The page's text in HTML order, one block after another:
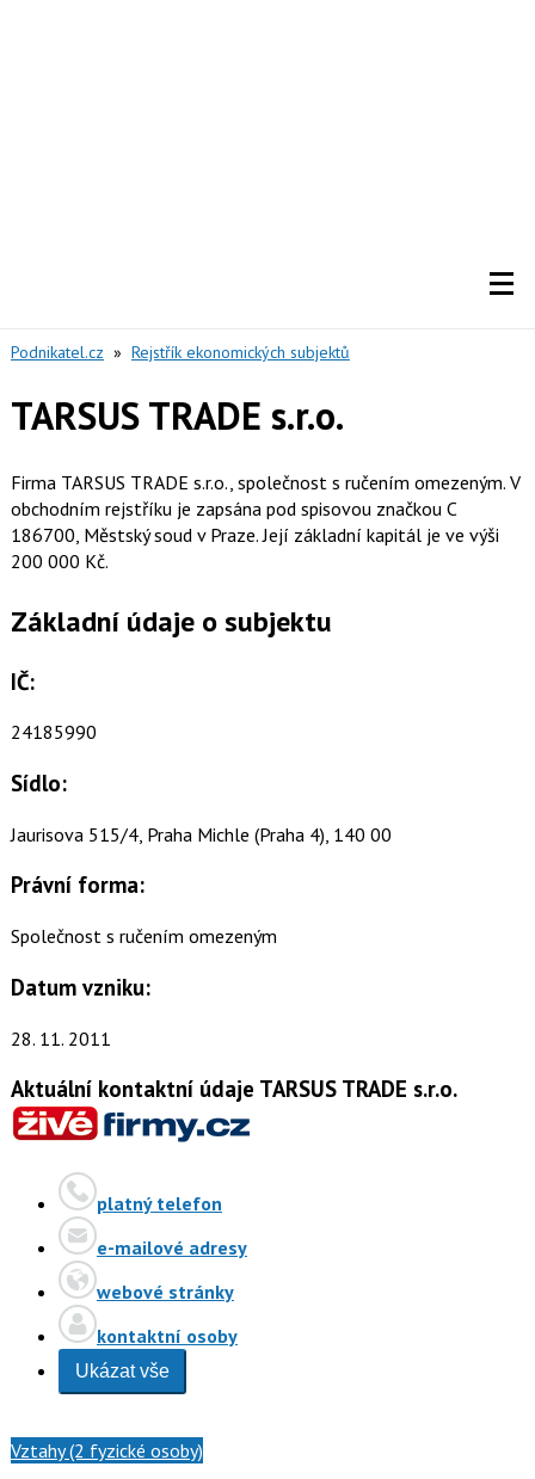
Podnikatel.cz » Rejstřík ekonomických subjektů
TARSUS TRADE s.r.o.
Firma TARSUS TRADE s.r.o., společnost s ručením omezeným. V
obchodním rejstříku je zapsána pod spisovou značkou C
186700, Městský soud v Praze. Její základní kapitál je ve výši
200 000 Kč.
Základní údaje o subjektu
IČ:
24185990
Sídlo:
Jaurisova 515/4, Praha Michle (Praha 4), 140 00
Právní forma:
Společnost s ručením omezeným
Datum vzniku:
28. 11. 2011
Aktuální kontaktní údaje TARSUS TRADE s.r.o.
platný telefon
e-mailové adresy
webové stránky
kontaktní osoby
Ukázat vše
Vztahy (2 fyzické osoby)